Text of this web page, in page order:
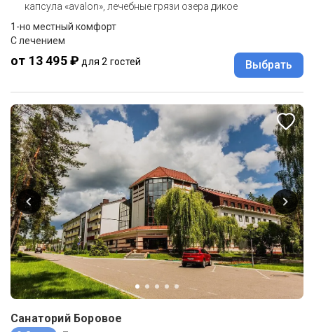
капсула «avalon», лечебные грязи озера дикое
1-но местный комфорт
С лечением
от 13 495 ₽ для 2 гостей Выбрать
Санаторий Боровое